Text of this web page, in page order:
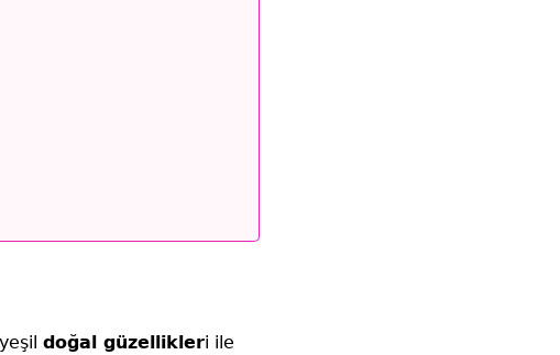
doğal güzellikleri ile